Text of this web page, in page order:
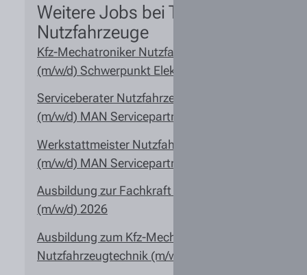
Weitere Jobs bei Tiemann
Nutzfahrzeuge
Kfz-Mechatroniker Nutzfahrzeugtechnik
(m/w/d) Schwerpunkt Elektrik
Serviceberater Nutzfahrzeugtechnik
(m/w/d) MAN Servicepartner
Werkstattmeister Nutzfahrzeugtechnik
(m/w/d) MAN Servicepartner
Ausbildung zur Fachkraft für Lagerlogistik
(m/w/d) 2026
Ausbildung zum Kfz-Mechatroniker
Nutzfahrzeugtechnik (m/w/d) 2027